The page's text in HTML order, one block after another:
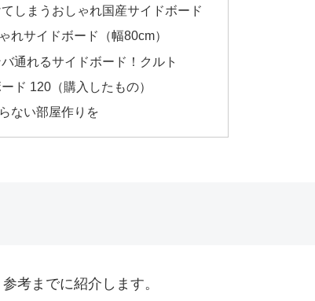
しまうおしゃれ国産サイドボード
れサイドボード（幅80cm）
通れるサイドボード！クルト
ド 120（購入したもの）
ない部屋作りを
考までに紹介します。